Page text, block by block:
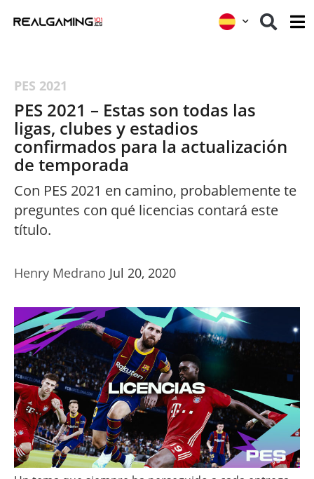
PES 2021
PES 2021 – Estas son todas las
ligas, clubes y estadios
confirmados para la actualización
de temporada
Con PES 2021 en camino, probablemente te
preguntes con qué licencias contará este
título.
Henry Medrano Jul 20, 2020